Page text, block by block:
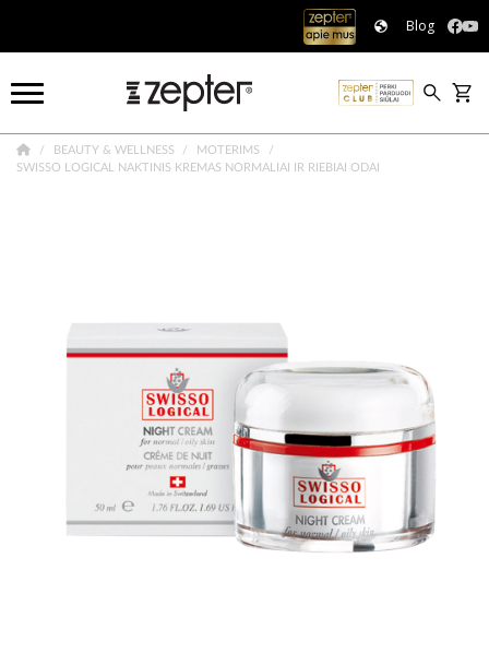
Blog
BEAUTY & WELLNESS
MOTERIMS
SWISSO LOGICAL NAKTINIS KREMAS NORMALIAI IR RIEBIAI ODAI